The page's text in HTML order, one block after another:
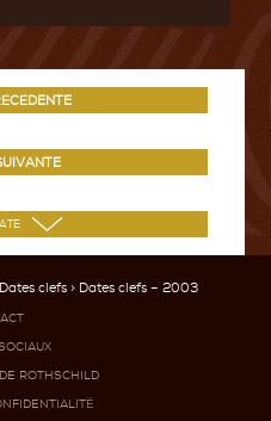
Dates clefs > Dates clefs – 2003
ROTHSCHILD